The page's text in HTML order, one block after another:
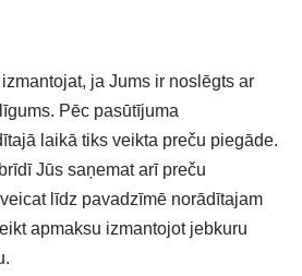
ja Jums ir noslēgts ar
Pēc pasūtījuma
laikā tiks veikta preču piegāde.
Jūs saņemat arī preču
līdz pavadzīmē norādītajam
apmaksu izmantojot jebkuru